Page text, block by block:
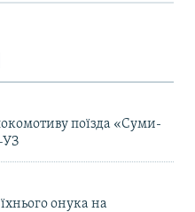
поїзда «Суми-
онука на